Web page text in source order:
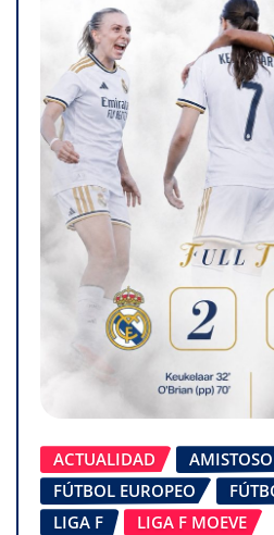
ACTUALIDAD AMISTOSO
FÚTBOL EUROPEO
LIGA F
LIGA F MOEVE